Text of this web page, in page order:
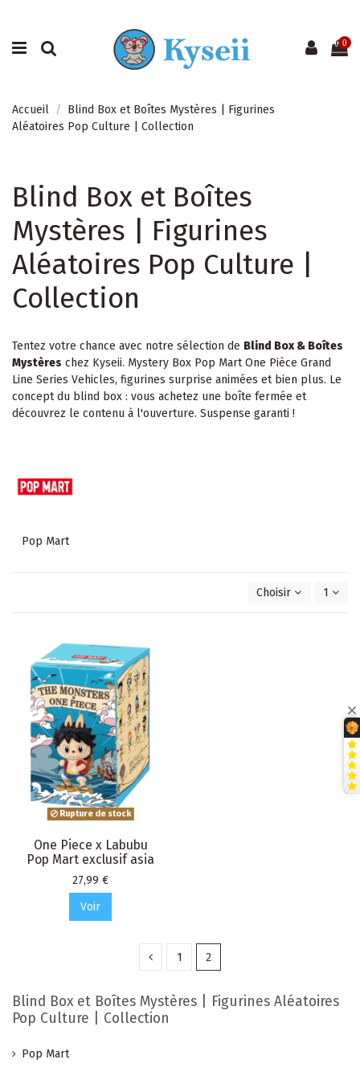
0
Accueil
Blind Box et Boîtes Mystères | Figurines
Aléatoires Pop Culture | Collection
Blind Box et Boîtes
Mystères | Figurines
Aléatoires Pop Culture |
Collection
Tentez votre chance avec notre sélection de Blind Box & Boîtes
Mystères chez Kyseii. Mystery Box Pop Mart One Pièce Grand
Line Series Vehicles, figurines surprise animées et bien plus. Le
concept du blind box : vous achetez une boîte fermée et
découvrez le contenu à l'ouverture. Suspense garanti !
Pop Mart
Choisir 1
Rupture de stock
One Piece x Labubu
Pop Mart exclusif asia
Prix
27,99 €
Voir
1 2
Blind Box et Boîtes Mystères | Figurines Aléatoires
Pop Culture | Collection
Pop Mart